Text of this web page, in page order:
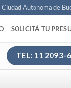
Ciudad Autónoma de
SOLICITÁ TU
TEL: 11 2093-